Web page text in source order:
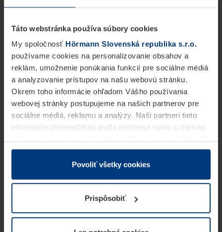
Táto webstránka používa súbory cookies
My spoločnosť Hörmann Slovenská republika s.r.o.
používame cookies na personalizovanie obsahov a
reklám, umožnenie ponúkania funkcií pre sociálne médiá
a analyzovanie prístupov na našu webovú stránku.
Okrem toho informácie ohľadom Vášho používania
webovej stránky postupujeme na našich partnerov pre
sociálne médiá, reklamu a analýzy. Naši partneri tieto
informácie zhromažďujú podľa možnosti spolu s ďalšími
v rámci Vášho využívania služieb.
Z právneho hľadiska môžeme cookies ukladať na Vašom
prevádzku tejto stránky. Pre všetky ostatné typy cookie
potrebujeme Vaše povolenie. Vaše povolenie môžete
kedykoľvek zmeniť alebo odvolať vo vysvetlení cookie
Povoliť všetky cookies
Prispôsobiť